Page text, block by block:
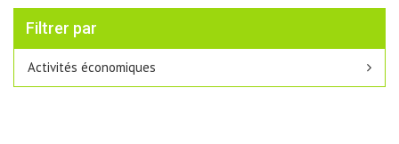
Filtrer par
Activités économiques